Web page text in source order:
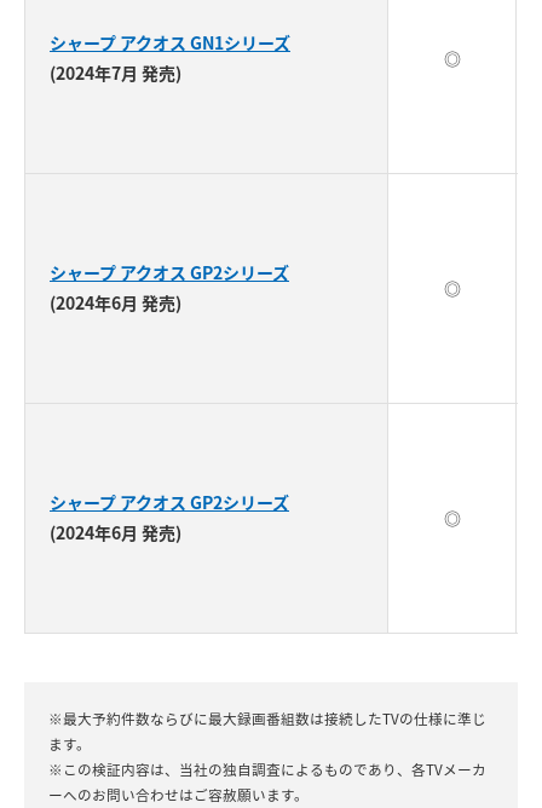
シャープ アクオス GN1シリーズ
(2024年7月 発売)
◎
シャープ アクオス GP2シリーズ
(2024年6月 発売)
◎
シャープ アクオス GP2シリーズ
(2024年6月 発売)
◎
※最大予約件数ならびに最大録画番組数は接続したTVの仕様に準じ
ます。
※この検証内容は、当社の独自調査によるものであり、各TVメーカ
ーへのお問い合わせはご容赦願います。